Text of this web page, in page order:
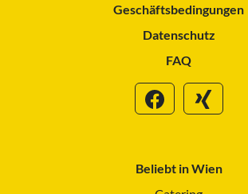
Geschäftsbedingungen
Datenschutz
FAQ
Beliebt in Wien